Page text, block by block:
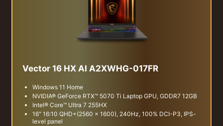
Vector 16 HX AI A2XWHG-017FR
Windows 11 Home
NVIDIA® GeForce RTX™ 5070 Ti Laptop GPU, GDDR7 12GB
Intel® Core™ Ultra 7 255HX
16" 16:10 QHD+(2560 x 1600), 240Hz, 100% DCI-P3, IPS-
level panel